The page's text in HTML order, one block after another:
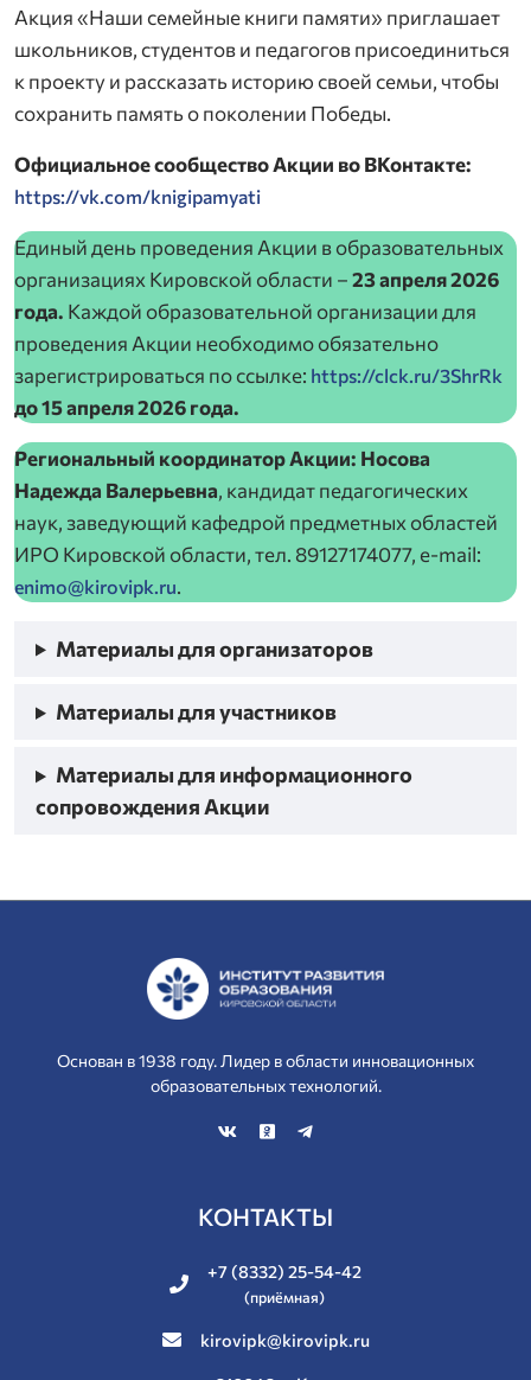
Акция «Наши семейные книги памяти» приглашает
школьников, студентов и педагогов присоединиться
к проекту и рассказать историю своей семьи, чтобы
сохранить память о поколении Победы.
Официальное сообщество Акции во ВКонтакте:
https://vk.com/knigipamyati
Единый день проведения Акции в образовательных
организациях Кировской области –23 апреля 2026
года. Каждой образовательной организации для
проведения Акции необходимо обязательно
зарегистрироваться по ссылке: https://clck.ru/3ShrRk
до 15 апреля 2026 года.
Региональный координатор Акции: Носова
Надежда Валерьевна, кандидат педагогических
наук, заведующий кафедрой предметных областей
ИРО Кировской области, тел. 89127174077, e-mail:
enimo@kirovipk.ru.
Материалы для организаторов
Материалы для участников
Материалы для информационного
сопровождения Акции
Основан в 1938 году. Лидер в области инновационных
образовательных технологий.
КОНТАКТЫ
+7 (8332) 25-54-42
(приёмная)
kirovipk@kirovipk.ru